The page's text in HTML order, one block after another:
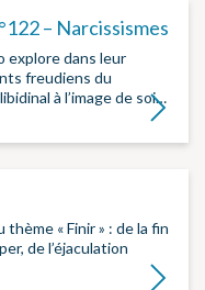
– Narcissismes
explore dans leur
freudiens du
à l’image de soi…
Lire la
« Finir » : de la fin
de l’éjaculation
Lire la